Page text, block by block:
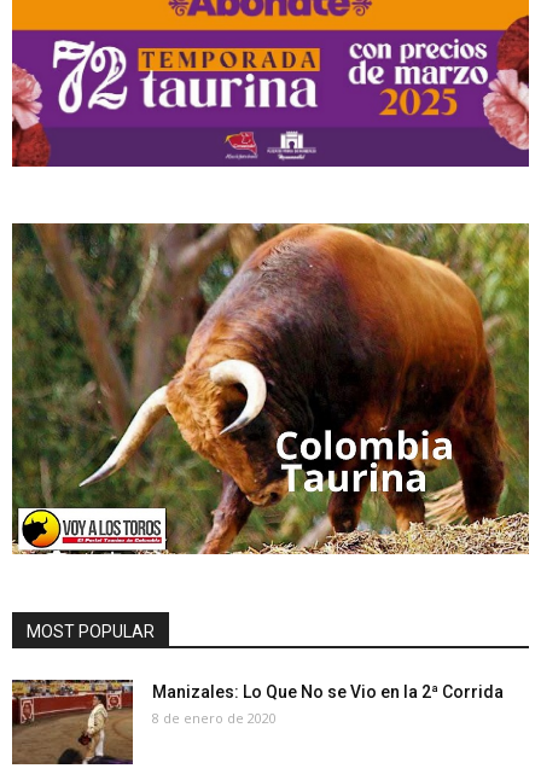
MOST POPULAR
Manizales: Lo Que No se Vio en la 2ª Corrida
8 de enero de 2020